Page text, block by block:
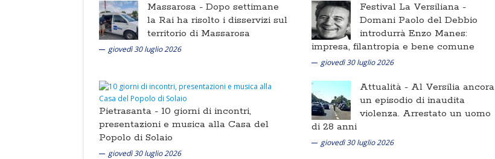
Massarosa - Dopo settimane
la Rai ha risolto i disservizi sul
territorio di Massarosa
giovedì 30 luglio 2026
Festival La Versiliana -
Domani Paolo del Debbio
introdurrà Enzo Manes:
impresa, filantropia e bene comune
giovedì 30 luglio 2026
Pietrasanta - 10 giorni di incontri,
presentazioni e musica alla Casa del
Popolo di Solaio
giovedì 30 luglio 2026
Attualità - Al Versilia ancora
un episodio di inaudita
violenza. Arrestato un uomo
di 28 anni
giovedì 30 luglio 2026